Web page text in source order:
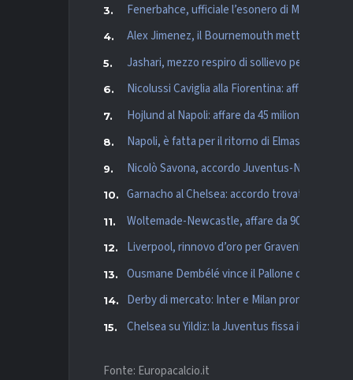
Fenerbahce, ufficiale l’esonero di Mourinho
Alex Jimenez, il Bournemouth mette la freccia
Jashari, mezzo respiro di sollievo per il Milan: il
Nicolussi Caviglia alla Fiorentina: affare da circa
Hojlund al Napoli: affare da 45 milioni per
Napoli, è fatta per il ritorno di Elmas: colpo a
Nicolò Savona, accordo Juventus-Nottingham:
Garnacho al Chelsea: accordo trovato con il
Woltemade-Newcastle, affare da 90 milioni con
Liverpool, rinnovo d’oro per Gravenberch:
Ousmane Dembélé vince il Pallone d’Oro,
Derby di mercato: Inter e Milan pronte a
Chelsea su Yildiz: la Juventus fissa il prezzo e
Fonte: Europacalcio.it